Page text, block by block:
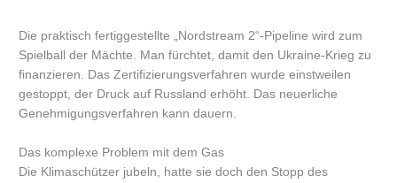
Die praktisch fertiggestellte „Nordstream 2“-Pipeline wird zum
Spielball der Mächte. Man fürchtet, damit den Ukraine-Krieg zu
finanzieren. Das Zertifizierungsverfahren wurde einstweilen
gestoppt, der Druck auf Russland erhöht. Das neuerliche
Genehmigungsverfahren kann dauern.
Das komplexe Problem mit dem Gas
Die Klimaschützer jubeln, hatte sie doch den Stopp des